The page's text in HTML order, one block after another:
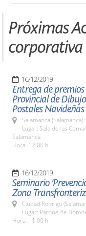
Próximas
corporativa
16/12/2019
Entrega de
Provincial de
Postales Navideñas
Salamanca (Salamanca)
Lugar: Sala de las
Salamanca
Hora: 12:00 h.
16/12/2019
Seminario
Zona
Ciudad Rodrigo
Lugar: Parque de
Hora: 11:00 h.